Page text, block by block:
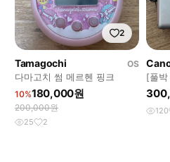
2
Tamagochi
OS
다마고치 썸 메르헨 핑크
10%180,000원
200,000원
25 2
[풀박
120